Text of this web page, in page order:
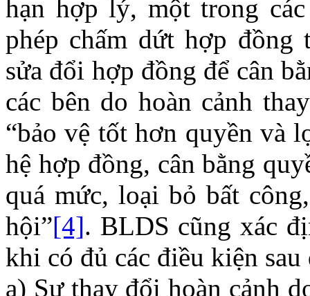
hạn hợp lý, một trong
phép chấm dứt hợp
sửa đổi hợp đồng để cân
các bên do hoàn cảnh
“bảo vệ tốt hơn quyền và
hệ hợp đồng, cân bằng
quá mức, loại bỏ bất
hội”[4]. BLDS cũng xác
khi có đủ các điều kiện sau
a) Sự thay đổi hoàn cảnh